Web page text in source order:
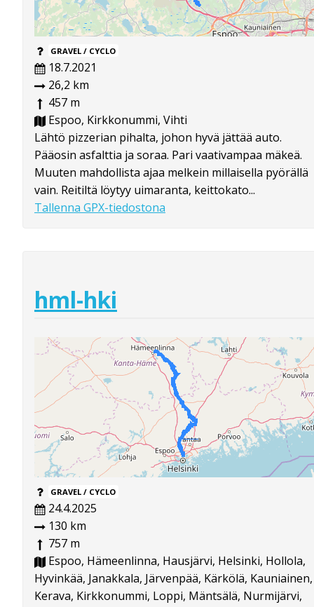
GRAVEL / CYCLO
18.7.2021
26,2 km
457 m
Espoo, Kirkkonummi, Vihti
Lähtö pizzerian pihalta, johon hyvä jättää auto.
Pääosin asfalttia ja soraa. Pari vaativampaa mäkeä.
Muuten mahdollista ajaa melkein millaisella pyörällä
vain. Reitiltä löytyy uimaranta, keittokato...
Tallenna GPX-tiedostona
hml-hki
GRAVEL / CYCLO
24.4.2025
130 km
757 m
Espoo, Hämeenlinna, Hausjärvi, Helsinki, Hollola,
Hyvinkää, Janakkala, Järvenpää, Kärkölä, Kauniainen,
Kerava, Kirkkonummi, Loppi, Mäntsälä, Nurmijärvi,